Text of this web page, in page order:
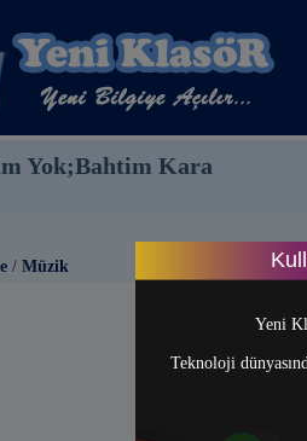
Yeni
Teknoloji
Yok;Bahtim Kara
/ Müzik